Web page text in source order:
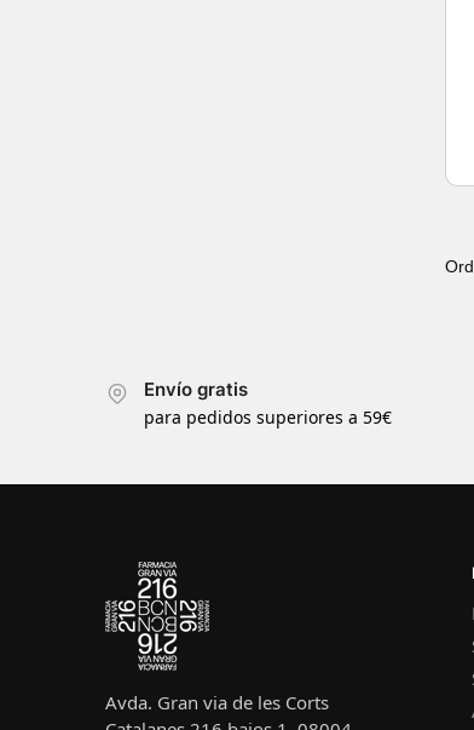
Envío gratis
para pedidos superiores a 59€
Avda. Gran via de les Corts